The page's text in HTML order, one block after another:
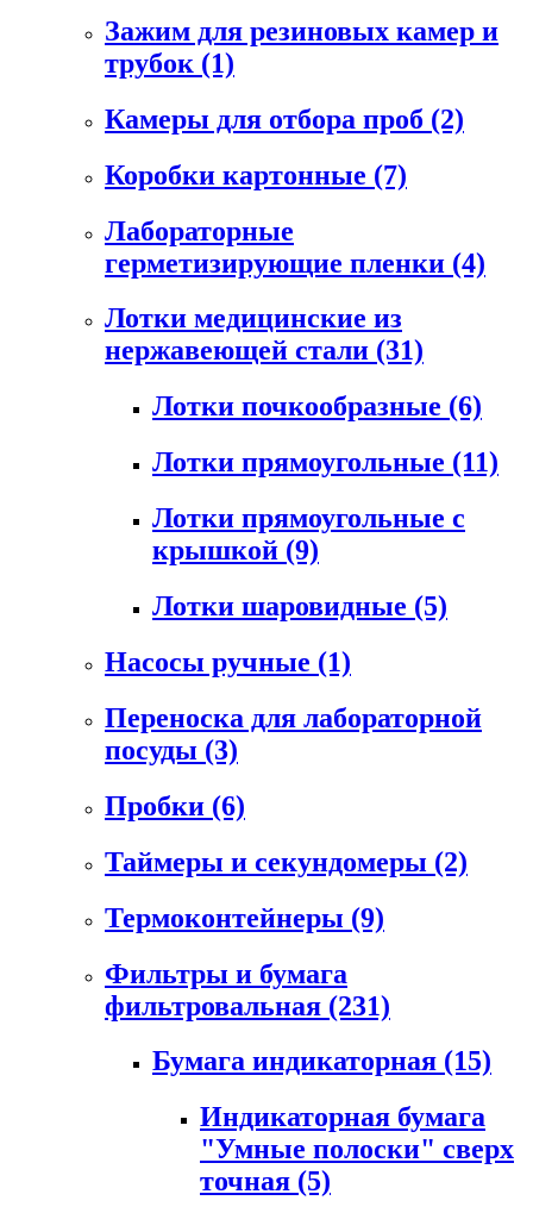
Зажим для резиновых камер и
трубок (1)
Камеры для отбора проб (2)
Коробки картонные (7)
Лабораторные
герметизирующие пленки (4)
Лотки медицинские из
нержавеющей стали (31)
Лотки почкообразные (6)
Лотки прямоугольные (11)
Лотки прямоугольные с
крышкой (9)
Лотки шаровидные (5)
Насосы ручные (1)
Переноска для лабораторной
посуды (3)
Пробки (6)
Таймеры и секундомеры (2)
Термоконтейнеры (9)
Фильтры и бумага
фильтровальная (231)
Бумага индикаторная (15)
Индикаторная бумага
"Умные полоски" сверх
точная (5)